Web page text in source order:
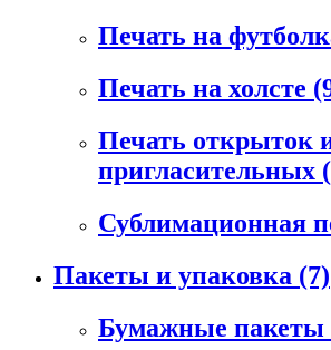
Печать на
Печать на холсте
Печать открыток
пригласительных
Сублимационная
Пакеты и упаковка (7)
Бумажные пакеты